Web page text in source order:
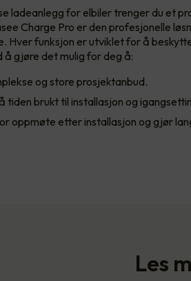
ladeanlegg for elbiler trenger du et
Charge Pro er den profesjonelle
Hver funksjon er utviklet for å
å gjøre det mulig for deg å:
og store prosjektanbud.
tiden brukt til installasjon og
oppmøte etter installasjon og gjør
Les